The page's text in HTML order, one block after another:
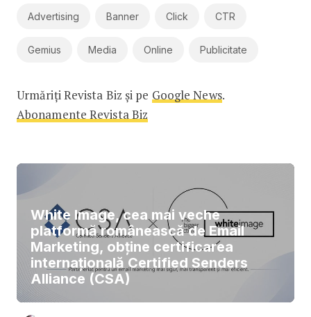
Advertising Banner Click CTR
Gemius Media Online Publicitate
Urmăriți Revista Biz și pe Google News.
Abonamente Revista Biz
White Image, cea mai veche
platformă românească de Email
Marketing, obține certificarea
internațională Certified Senders
Alliance (CSA)